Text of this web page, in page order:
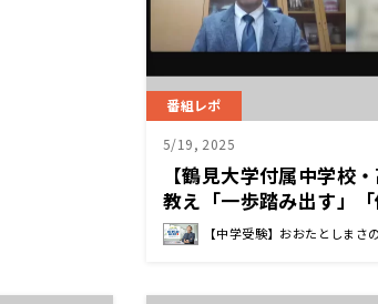
番組レポ
5/19, 2025
【鶴見大学付属中学校
教え「一歩踏み出す」
い」を家庭で実践する
長先生
【中学受験】おおたとしまさ